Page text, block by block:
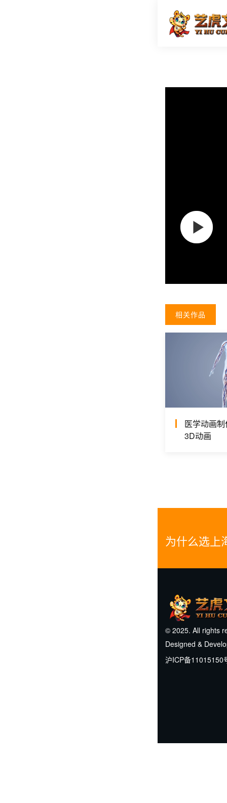
巴布豆-
相关作品
医学动画
3D动画
为什么选上
© 2025. All rights
Designed &
沪ICP备11015150